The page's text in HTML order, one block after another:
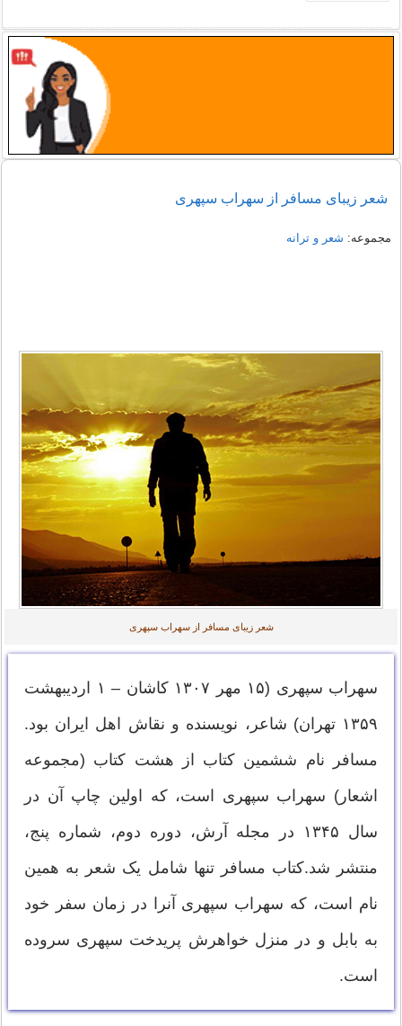
شعر زیبای مسافر از سهراب سپهری
مجموعه: شعر و ترانه
شعر زیبای مسافر از سهراب سپهری
سهراب سپهری (۱۵ مهر ۱۳۰۷ کاشان – ۱ اردیبهشت
۱۳۵۹ تهران) شاعر، نویسنده و نقاش اهل ایران بود.
مسافر نام ششمین کتاب از هشت کتاب (مجموعه
اشعار) سهراب سپهری است، که اولین چاپ آن در
سال ۱۳۴۵ در مجله آرش، دوره دوم، شماره پنج،
منتشر شد.کتاب مسافر تنها شامل یک شعر به همین
نام است، که سهراب سپهری آنرا در زمان سفر خود
به بابل و در منزل خواهرش پریدخت سپهری سروده
است.